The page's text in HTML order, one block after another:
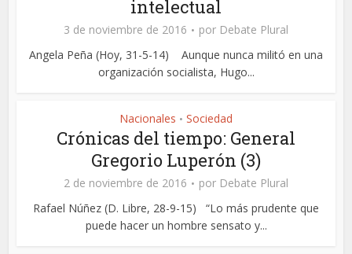
intelectual
3 de noviembre de 2016 por Debate Plural
Angela Peña (Hoy, 31-5-14) Aunque nunca militó en una
organización socialista, Hugo...
Nacionales • Sociedad
Crónicas del tiempo: General
Gregorio Luperón (3)
2 de noviembre de 2016 por Debate Plural
Rafael Núñez (D. Libre, 28-9-15) “Lo más prudente que
puede hacer un hombre sensato y...